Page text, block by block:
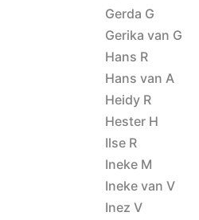
Gerda G
Gerika van G
Hans R
Hans van A
Heidy R
Hester H
Ilse R
Ineke M
Ineke van V
Inez V